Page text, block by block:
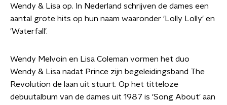
Wendy & Lisa op. In Nederland schrijven de dames een
aantal grote hits op hun naam waaronder 'Lolly Lolly' en
'Waterfall'.
Wendy Melvoin en Lisa Coleman vormen het duo
Wendy & Lisa nadat Prince zijn begeleidingsband The
Revolution de laan uit stuurt. Op het titteloze
debuutalbum van de dames uit 1987 is 'Song About' aan